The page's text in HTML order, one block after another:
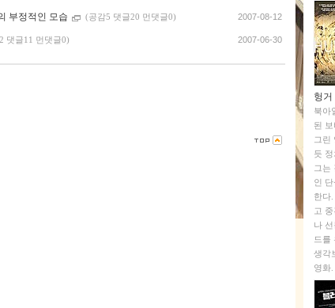
부정적인 모습 (공감5 댓글20 먼댓글0) 2007-08-12
댓글11 먼댓글0) 2007-06-30
헝거
북아
된
그린
듯
그는
인
한다
고
나
드를
생각
영화.